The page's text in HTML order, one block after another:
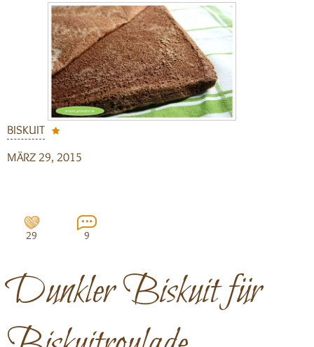
BISKUIT
MÄRZ 29, 2015
29 9
Dunkler Biskuit für